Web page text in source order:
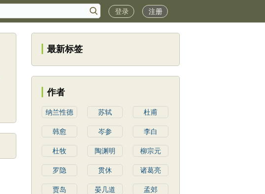
登录 注册
最新标签
作者
纳兰性德 苏轼 杜甫
韩愈 岑参 李白
杜牧 陶渊明 柳宗元
罗隐 贯休 诸葛亮
贾岛 晏几道 孟郊